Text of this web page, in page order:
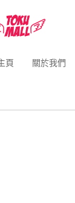
頁 關於我們